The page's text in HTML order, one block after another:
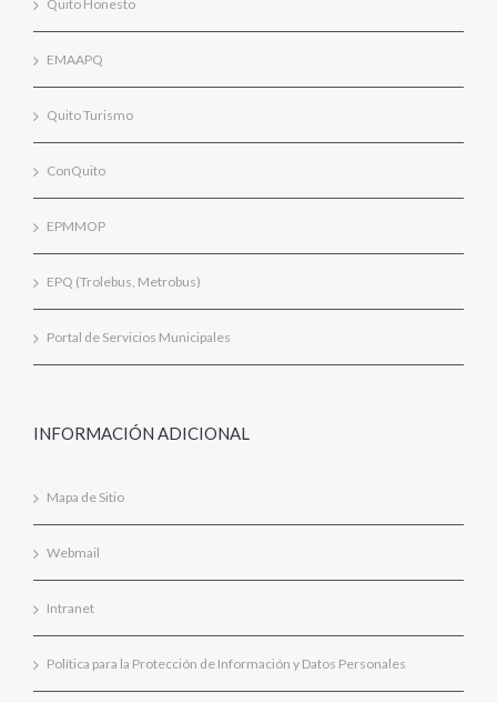
Quito Honesto
EMAAPQ
Quito Turismo
ConQuito
EPMMOP
EPQ (Trolebus, Metrobus)
Portal de Servicios Municipales
INFORMACIÓN ADICIONAL
Mapa de Sitio
Webmail
Intranet
Política para la Protección de Información y Datos Personales